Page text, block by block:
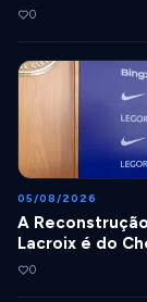
0
05/08/2026
A
Lacroix é do
0